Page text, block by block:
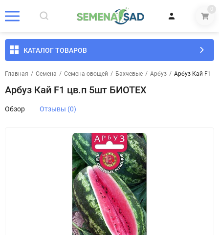
0
КАТАЛОГ ТОВАРОВ
Главная / Семена / Семена овощей / Бахчевые / Арбуз / Арбуз Кай F1
Арбуз Кай F1 цв.п 5шт БИОТЕХ
Обзор Отзывы (0)